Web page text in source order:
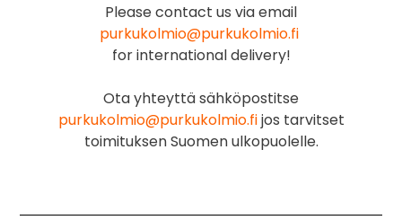
Please contact us via email
purkukolmio@purkukolmio.fi
for international delivery!
Ota yhteyttä sähköpostitse
purkukolmio@purkukolmio.fijos tarvitset
toimituksen Suomen ulkopuolelle.